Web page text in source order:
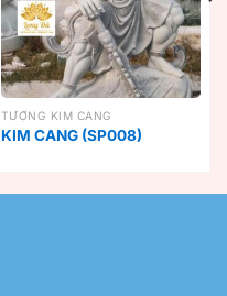
TƯỢNG KIM CANG
KIM CANG (SP008)